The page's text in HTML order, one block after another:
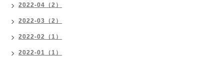
2022-04（2）
2022-03（2）
2022-02（1）
2022-01（1）